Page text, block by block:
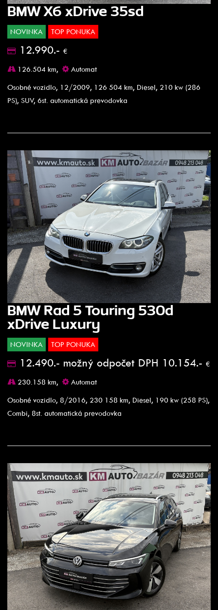
BMW X6 xDrive 35sd
NOVINKA TOP PONUKA
12.990.- €
126.504 km,
Automat
Osobné vozidlo, 12/2009, 126 504 km, Diesel, 210 kw (286
PS), SUV, 6st. automatická prevodovka
BMW Rad 5 Touring 530d
xDrive Luxury
NOVINKA TOP PONUKA
12.490.- možný odpočet DPH 10.154.- €
230.158 km,
Automat
Osobné vozidlo, 8/2016, 230 158 km, Diesel, 190 kw (258 PS),
Combi, 8st. automatická prevodovka